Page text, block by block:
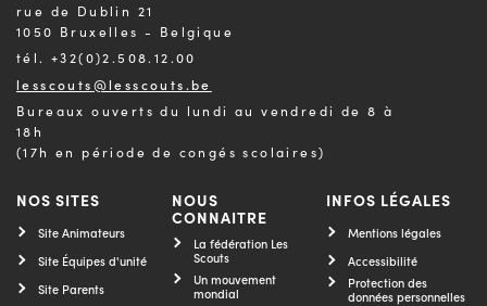
rue de Dublin 21
1050 Bruxelles - Belgique
tél. +32(0)2.508.12.00
lesscouts@lesscouts.be
Bureaux ouverts du lundi au vendredi de 8 à
18h
(17h en période de congés scolaires)
NOS SITES
Site Animateurs
Site Équipes d'unité
Site Parents
NOUS
CONNAITRE
La fédération Les
Scouts
Un mouvement
mondial
INFOS LÉGALES
Mentions légales
Accessibilité
Protection des
données personnelles